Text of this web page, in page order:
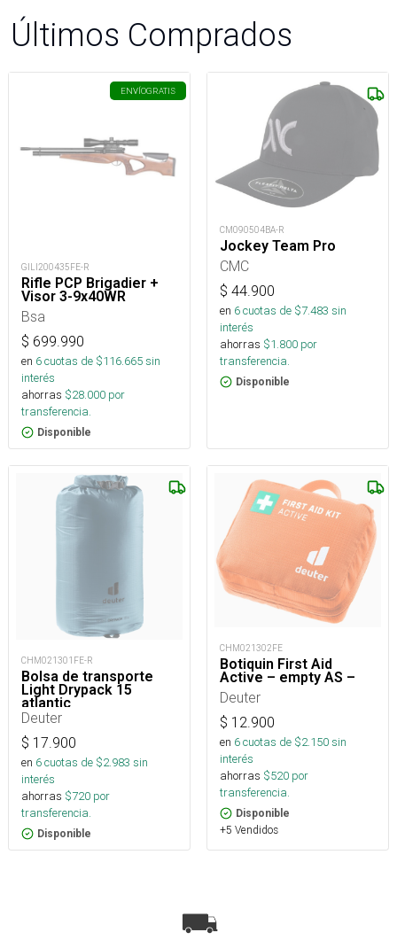
Últimos Comprados
ENVÍOGRATIS
GILI200435FE-R
Rifle PCP Brigadier +
Visor 3-9x40WR
Bsa
$ 699.990
en 6cuotas de $116.665sin
interés
ahorras $28.000 por
transferencia.
Disponible
CM090504BA-R
Jockey Team Pro
CMC
$ 44.900
en 6cuotas de $7.483 sin
interés
ahorras $1.800 por
transferencia.
Disponible
CHM021301FE-R
Bolsa de transporte
Light Drypack 15
atlantic
Deuter
$ 17.900
en 6cuotas de $2.983 sin
interés
ahorras $720 por
transferencia.
Disponible
CHM021302FE
Botiquin First Aid
Active – empty AS –
Deuter
$ 12.900
en 6cuotas de $2.150sin
interés
ahorras $520 por
transferencia.
Disponible
+5 Vendidos